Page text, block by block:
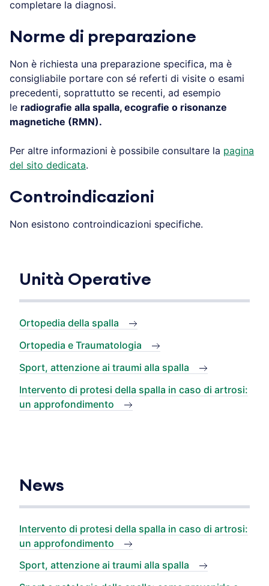
completare la diagnosi.
Norme di preparazione
Non è richiesta una preparazione specifica, ma è
consigliabile portare con sé referti di visite o esami
precedenti, soprattutto se recenti, ad esempio
le radiografie alla spalla, ecografie o risonanze
magnetiche (RMN).
Per altre informazioni è possibile consultare la pagina
del sito dedicata.
Controindicazioni
Non esistono controindicazioni specifiche.
Unità Operative
Ortopedia della spalla
Ortopedia e Traumatologia
Sport, attenzione ai traumi alla spalla
Intervento di protesi della spalla in caso di artrosi:
un approfondimento
News
Intervento di protesi della spalla in caso di artrosi:
un approfondimento
Sport, attenzione ai traumi alla spalla